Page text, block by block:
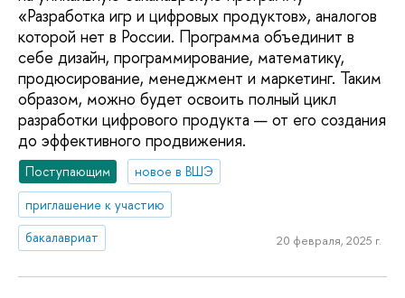
«Разработка игр и цифровых продуктов», аналогов
которой нет в России. Программа объединит в
себе дизайн, программирование, математику,
продюсирование, менеджмент и маркетинг. Таким
образом, можно будет освоить полный цикл
разработки цифрового продукта — от его создания
до эффективного продвижения.
Поступающим
новое в ВШЭ
приглашение к участию
бакалавриат
20 февраля, 2025 г.